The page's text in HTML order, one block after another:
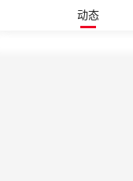
动态